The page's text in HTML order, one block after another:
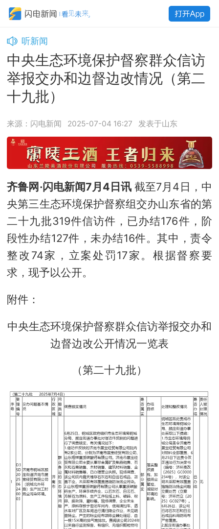
听新闻
中央生态环境保护督察群众信访
举报交办和边督边改情况（第二
十九批）
来源：闪电新闻 2025-07-04 16:27 发表于山东
齐鲁网·闪电新闻7月4日讯 截至7月4日，中
央第三生态环境保护督察组交办山东省的第
二十九批319件信访件，已办结176件，阶
段性办结127件，未办结16件。其中，责令
整改74家，立案处罚17家。根据督察要
求，现予以公开。
附件：
中央生态环境保护督察群众信访举报交办和
边督边改公开情况一览表
（第二十九批）